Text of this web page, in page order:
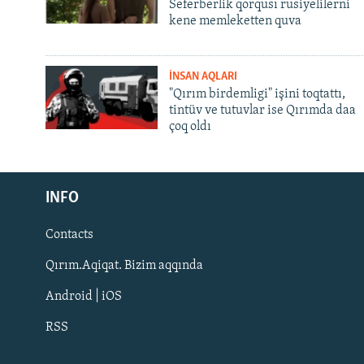
Русский
Українською
QOŞULIÑIZ!
Seferberlik qorqusı rusiyelilerni
kene memleketten quva
İNSAN AQLARI
"Qırım birdemligi" işini toqtattı,
tintüv ve tutuvlar ise Qırımda daa
çoq oldı
INFO
Contacts
Qırım.Aqiqat. Bizim aqqında
Android | iOS
RSS